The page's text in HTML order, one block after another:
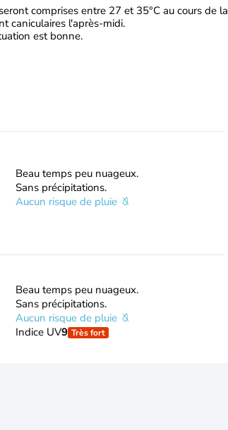
comprises entre 27 et 35°C au cours de la
caniculaires l'après-midi.
est bonne.
Beau temps peu nuageux.
Sans précipitations.
Aucun risque de pluie
Beau temps peu nuageux.
Sans précipitations.
Aucun risque de pluie
Indice UV9 Très fort